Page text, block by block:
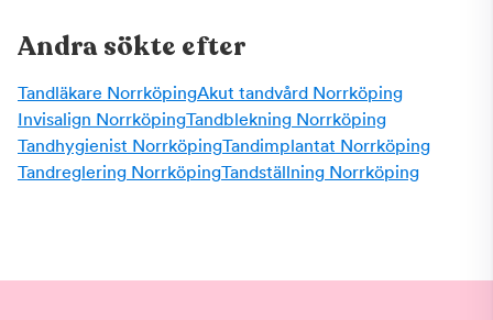
Andra sökte efter
Tandläkare NorrköpingAkut tandvård Norrköping
Invisalign NorrköpingTandblekning Norrköping
Tandhygienist NorrköpingTandimplantat Norrköping
Tandreglering NorrköpingTandställning Norrköping